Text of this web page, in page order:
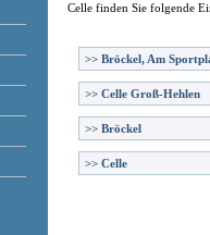
Celle finden Sie folgende
>> Bröckel, Am
>> Celle Groß-Hehlen
>> Bröckel
>> Celle